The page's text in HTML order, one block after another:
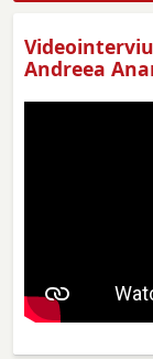
Andreea